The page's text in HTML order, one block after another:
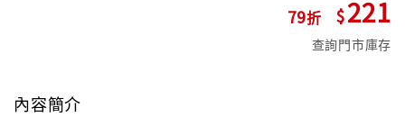
79 221
查詢門市庫存
內容簡介